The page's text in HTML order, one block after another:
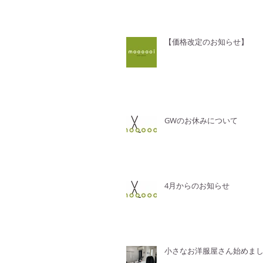
【価格改定のお知らせ】
GWのお休みについて
4月からのお知らせ
小さなお洋服屋さん始めま